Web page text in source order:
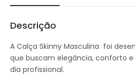
Descrição
A Calça Skinny Masculina foi
que buscam elegância, conforto
dia profissional.